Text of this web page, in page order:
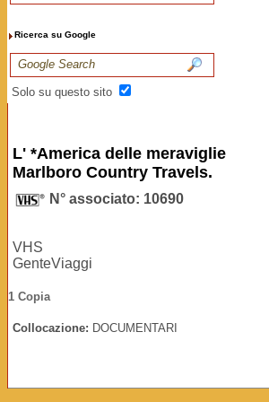
Ricerca su Google
Solo su questo sito
L' *America delle meraviglie
Marlboro Country Travels.
N° associato: 10690
VHS
GenteViaggi
1 Copia
Collocazione: DOCUMENTARI